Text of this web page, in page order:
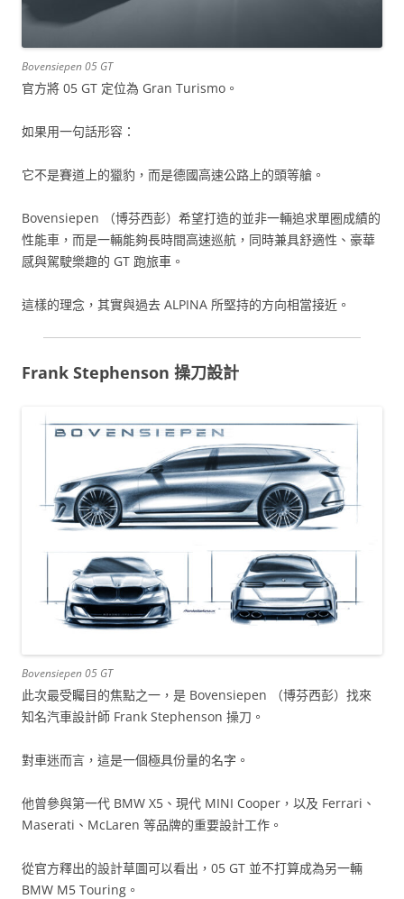
Bovensiepen 05 GT
官方將 05 GT 定位為 Gran Turismo。
如果用一句話形容：
它不是賽道上的獵豹，而是德國高速公路上的頭等艙。
Bovensiepen （博芬西彭）希望打造的並非一輛追求單圈成績的
性能車，而是一輛能夠長時間高速巡航，同時兼具舒適性、豪華
感與駕駛樂趣的 GT 跑旅車。
這樣的理念，其實與過去 ALPINA 所堅持的方向相當接近。
Frank Stephenson 操刀設計
Bovensiepen 05 GT
此次最受矚目的焦點之一，是 Bovensiepen （博芬西彭）找來
知名汽車設計師 Frank Stephenson 操刀。
對車迷而言，這是一個極具份量的名字。
他曾參與第一代 BMW X5、現代 MINI Cooper，以及 Ferrari、
Maserati、McLaren 等品牌的重要設計工作。
從官方釋出的設計草圖可以看出，05 GT 並不打算成為另一輛
BMW M5 Touring。